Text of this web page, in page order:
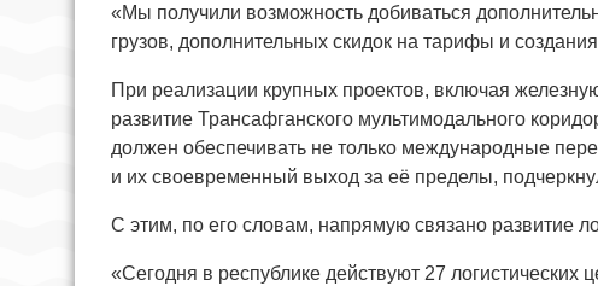
«Мы получили возможность добиваться
грузов, дополнительных скидок на тарифы и
При реализации крупных проектов, включая
развитие Трансафганского мультимодального
должен обеспечивать не только международные
и их своевременный выход за её пределы,
С этим, по его словам, напрямую связано развитие
«Сегодня в республике действуют 27